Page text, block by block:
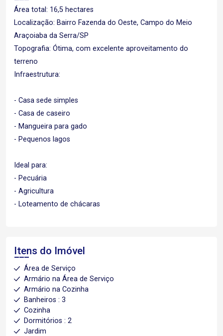
Área total: 16,5 hectares
Localização: Bairro Fazenda do Oeste, Campo do Meio
Araçoiaba da Serra/SP
Topografia: Ótima, com excelente aproveitamento do
terreno
Infraestrutura:
- Casa sede simples
- Casa de caseiro
- Mangueira para gado
- Pequenos lagos
Ideal para:
- Pecuária
- Agricultura
- Loteamento de chácaras
Itens do Imóvel
Área de Serviço
Armário na Área de Serviço
Armário na Cozinha
Banheiros : 3
Cozinha
Dormitórios : 2
Jardim